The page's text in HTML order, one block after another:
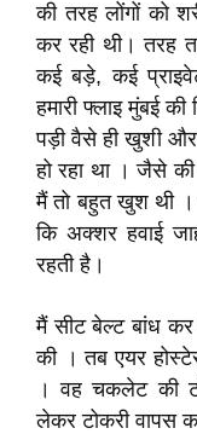
की तरह लोंगों को
कर रही थी। तरह
कई बड़े, कई
हमारी फ्लाइ मुंबई
पड़ी वैसे ही खुशी
हो रहा था । जैसे
मैं तो बहुत खुश थी ।
कि अक्शर हवाई
रहती है।
मैं सीट बेल्ट बांध
की । तब एयर
। वह चकलेट की
लेकर टोकरी वापस